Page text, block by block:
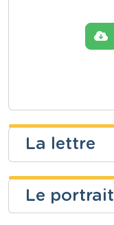
La lettre
Allison Payen
Le portrait